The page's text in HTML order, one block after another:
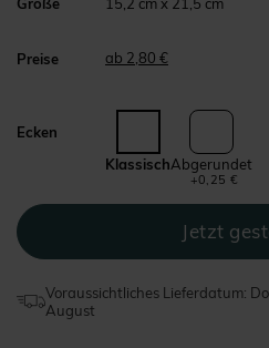
Preise ab 2,80 €
Ecken
KlassischAbgerundet
+0,25 €
Voraussichtliches Lieferdatum:
August